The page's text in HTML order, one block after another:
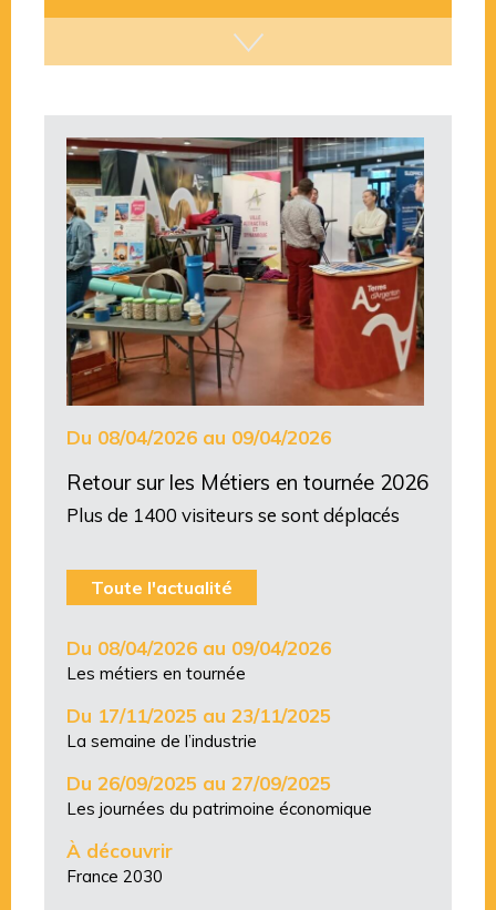
Du 08/04/2026 au 09/04/2026
Retour sur les Métiers en tournée 2026
Plus de 1400 visiteurs se sont déplacés
Toute l'actualité
Du 08/04/2026 au 09/04/2026
Les métiers en tournée
Du 17/11/2025 au 23/11/2025
La semaine de l’industrie
Du 26/09/2025 au 27/09/2025
Les journées du patrimoine économique
À découvrir
France 2030